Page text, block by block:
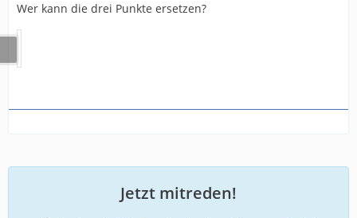
Wer kann die drei Punkte ersetzen?
Jetzt mitreden!